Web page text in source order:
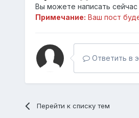
Вы можете написать сейчас
Примечание: Ваш пост
Ответить в
Перейти к списку тем